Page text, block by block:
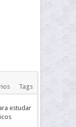
Tags
estudar